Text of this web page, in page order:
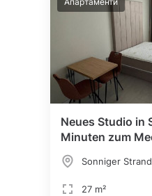
Neues Studio in
Minuten zum
Sonniger Strand
27 m²